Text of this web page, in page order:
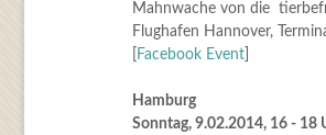
Mahnwache von die
Flughafen Hannover,
Facebook Event]
Hamburg
Sonntag, 9.02.2014, 16 - 18